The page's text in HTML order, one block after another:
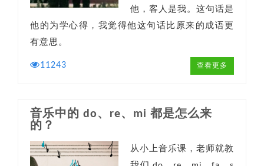
他，客人是我。这句话是
他的为学心得，我觉得他这句话比原来的成语更
有意思。
11243 查看更多
音乐中的 do、re、mi 都是怎么来
的？
从小上音乐课，老师就教